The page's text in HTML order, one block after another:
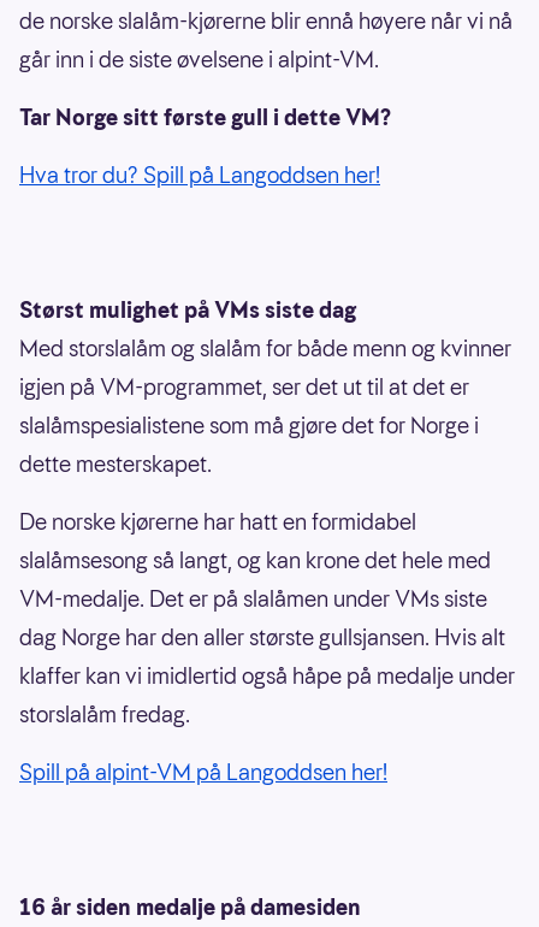
de norske slalåm-kjørerne blir ennå høyere når vi nå
går inn i de siste øvelsene i alpint-VM.
Tar Norge sitt første gull i dette VM?
Hva tror du? Spill på Langoddsen her!
Størst mulighet på VMs siste dag
Med storslalåm og slalåm for både menn og kvinner
igjen på VM-programmet, ser det ut til at det er
slalåmspesialistene som må gjøre det for Norge i
dette mesterskapet.
De norske kjørerne har hatt en formidabel
slalåmsesong så langt, og kan krone det hele med
VM-medalje. Det er på slalåmen under VMs siste
dag Norge har den aller største gullsjansen. Hvis alt
klaffer kan vi imidlertid også håpe på medalje under
storslalåm fredag.
Spill på alpint-VM på Langoddsen her!
16 år siden medalje på damesiden